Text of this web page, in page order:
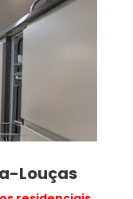
Louças